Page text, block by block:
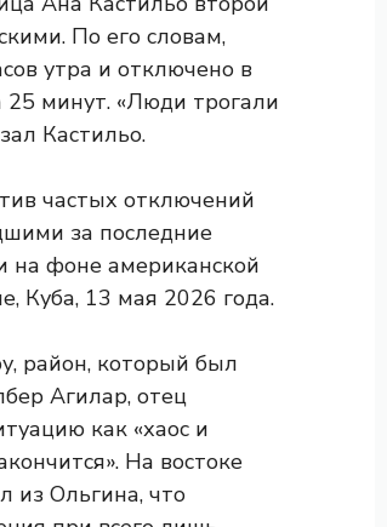
По его словам,
утра и отключено в
25 минут. «Люди трогали
Кастильо.
район, который был
Агилар, отец
как «хаос и
На востоке
из Ольгина, что